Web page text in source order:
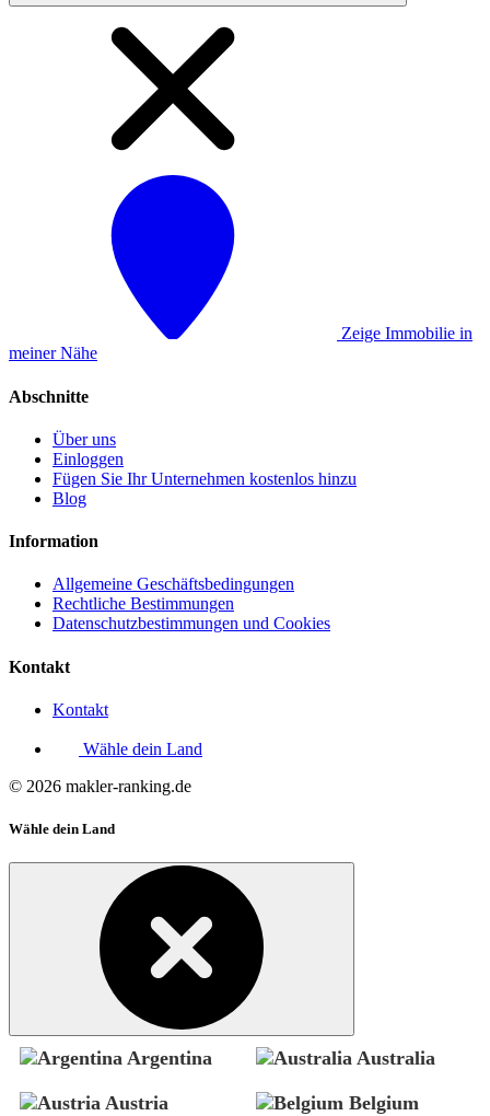
Zeige Immobilie in
meiner Nähe
Abschnitte
Über uns
Einloggen
Fügen Sie Ihr Unternehmen kostenlos hinzu
Blog
Information
Allgemeine Geschäftsbedingungen
Rechtliche Bestimmungen
Datenschutzbestimmungen und Cookies
Kontakt
Kontakt
Wähle dein Land
© 2026 makler-ranking.de
Wähle dein Land
Argentina Australia
Austria Belgium